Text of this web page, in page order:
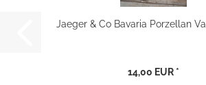
Jaeger & Co Bavaria Porzellan
14,00 EUR *